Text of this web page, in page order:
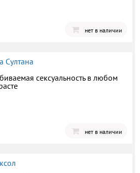
нет в наличии
Султана
сексуальность в любом
нет в наличии